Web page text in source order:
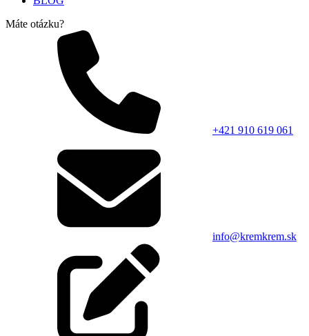
Máte otázku?
+421 910 619 061
info@kremkrem.sk